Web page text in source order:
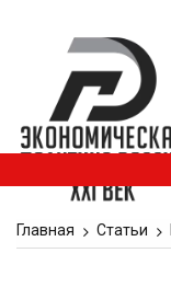
содержимому
Главная Статьи